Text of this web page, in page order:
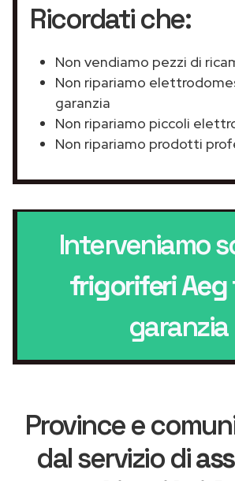
Ricordati che:
Non vendiamo pezzi di
Non ripariamo
garanzia
Non ripariamo piccoli
Non ripariamo prodotti
Interveniamo
frigoriferi Aeg
garanzia
Province e
dal servizio di